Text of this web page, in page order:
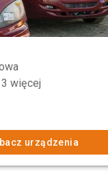
więcej
urządzenia